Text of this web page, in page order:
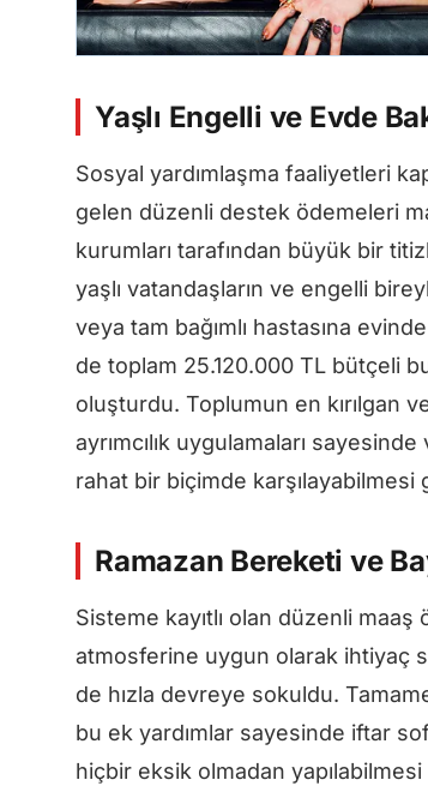
Yaşlı Engelli ve Evde
Sosyal yardımlaşma faaliyetleri
gelen düzenli destek ödemeleri
kurumları tarafından büyük bir
yaşlı vatandaşların ve engelli
veya tam bağımlı hastasına
de toplam 25.120.000 TL bütçeli
oluşturdu. Toplumun en kırılgan
ayrımcılık uygulamaları
rahat bir biçimde karşılayabilmesi
Ramazan Bereketi ve
Sisteme kayıtlı olan düzenli maaş
atmosferine uygun olarak ihtiyaç
de hızla devreye sokuldu.
bu ek yardımlar sayesinde iftar
hiçbir eksik olmadan